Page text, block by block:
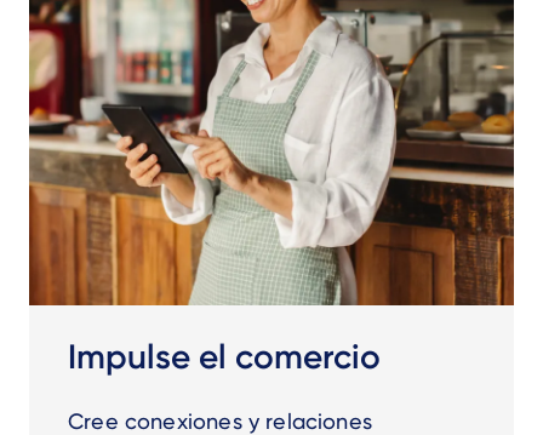
Impulse el comercio
Cree conexiones y relaciones